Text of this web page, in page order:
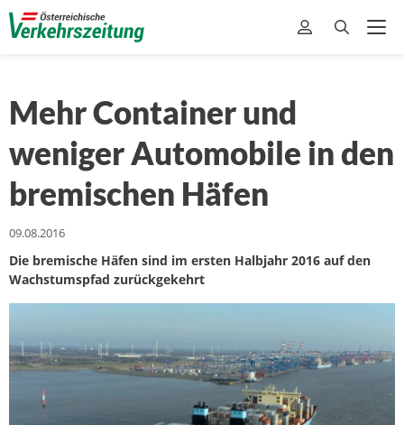
Mehr Container und
weniger Automobile in den
bremischen Häfen
09.08.2016
Die bremische Häfen sind im ersten Halbjahr 2016 auf den
Wachstumspfad zurückgekehrt